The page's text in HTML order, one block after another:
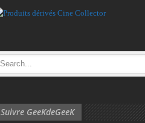
Suivre GeeKdeGeeK